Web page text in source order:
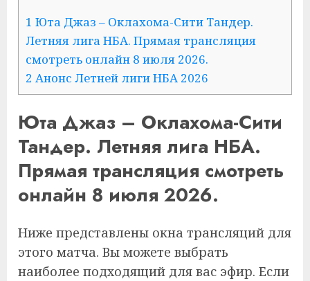
1 Юта Джаз – Оклахома-Сити Тандер.
Летняя лига НБА. Прямая трансляция
смотреть онлайн 8 июля 2026.
2 Анонс Летней лиги НБА 2026
Юта Джаз – Оклахома-Сити
Тандер. Летняя лига НБА.
Прямая трансляция смотреть
онлайн 8 июля 2026.
Ниже представлены окна трансляций для
этого матча. Вы можете выбрать
наиболее подходящий для вас эфир. Если